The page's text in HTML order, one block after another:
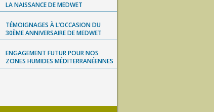
LA NAISSANCE DE MEDWET
TÉMOIGNAGES À L’OCCASION DU
30ÈME ANNIVERSAIRE DE MEDWET
ENGAGEMENT FUTUR POUR NOS
ZONES HUMIDES MÉDITERRANÉENNES